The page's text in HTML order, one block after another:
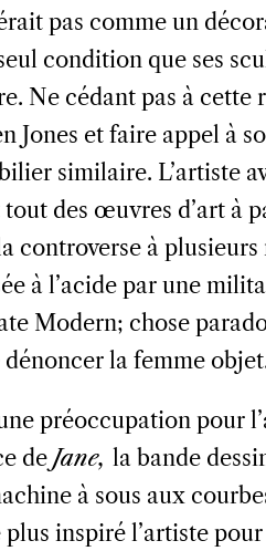
pas comme un
condition que ses
Ne cédant pas à cette
Jones et faire appel à
similaire. L’artiste
des œuvres d’art à
controverse à plusieurs
à l’acide par une
Modern; chose
la femme
préoccupation pour
deJane,la bande
à sous aux
inspiré l’artiste